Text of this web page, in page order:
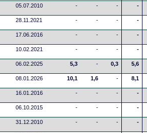
05.07.2010 - - - -
28.11.2021 - - - -
17.06.2016 - - - -
10.02.2021 - - - -
06.02.2025 5,3 - 0,3 5,6
08.01.2026 10,1 1,6 - 8,1
16.01.2016 - - - -
06.10.2015 - - - -
31.12.2010 - - - -